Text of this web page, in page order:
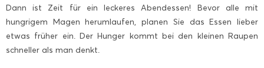
Dann ist Zeit für ein leckeres Abendessen! Bevor alle mit
hungrigem Magen herumlaufen, planen Sie das Essen lieber
etwas früher ein. Der Hunger kommt bei den kleinen Raupen
schneller als man denkt.